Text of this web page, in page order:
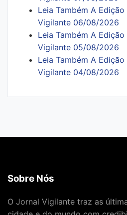
Leia Também A
Vigilante 06/08/2026
Leia Também A
Vigilante 05/08/2026
Leia Também A
Vigilante 04/08/2026
Sobre Nós
O Jornal Vigilante traz as